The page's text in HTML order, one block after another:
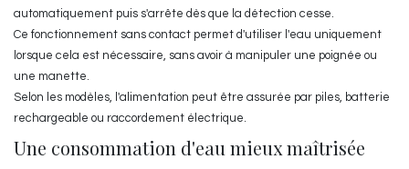
automatiquement puis s'arrête dès que la détection cesse.
Ce fonctionnement sans contact permet d'utiliser l'eau uniquement
lorsque cela est nécessaire, sans avoir à manipuler une poignée ou
une manette.
Selon les modèles, l'alimentation peut être assurée par piles, batterie
rechargeable ou raccordement électrique.
Une consommation d'eau mieux maîtrisée